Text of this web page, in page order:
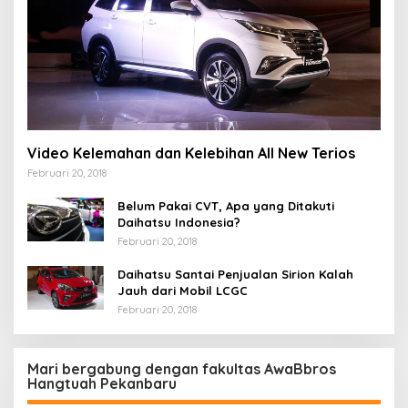
Video Kelemahan dan Kelebihan All New Terios
Februari 20, 2018
Belum Pakai CVT, Apa yang Ditakuti
Daihatsu Indonesia?
Februari 20, 2018
Daihatsu Santai Penjualan Sirion Kalah
Jauh dari Mobil LCGC
Februari 20, 2018
Mari bergabung dengan fakultas AwaBbros
Hangtuah Pekanbaru